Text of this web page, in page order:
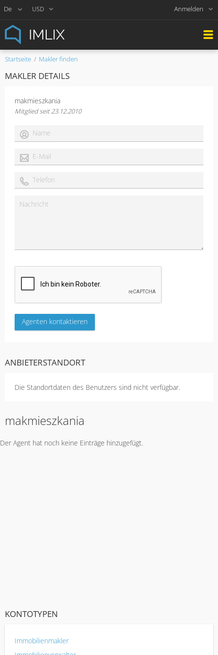
USD Anmelden
Startseite Makler finden
MAKLER DETAILS
makmieszkania
Mitglied seit 23.12.2010
ANBIETERSTANDORT
Die Standortdaten des Benutzers sind nicht verfügbar.
makmieszkania
Der Agent hat noch keine Einträge hinzugefügt.
KONTOTYPEN
Immobilienmakler